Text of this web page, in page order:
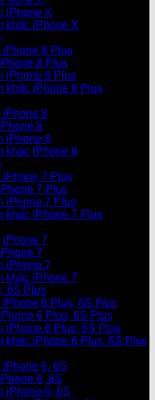
iPhone X
khác iPhone X
8 Plus
8 Plus
iPhone 8 Plus
khác iPhone 8 Plus
8
8
iPhone 8
khác iPhone 8
7 Plus
7 Plus
iPhone 7 Plus
khác iPhone 7 Plus
7
7
iPhone 7
khác iPhone 7
6S Plus
6 Plus, 6S Plus
6 Plus, 6S Plus
iPhone 6 Plus, 6S Plus
khác iPhone 6 Plus, 6S Plus
6, 6S
6, 6S
iPhone 6, 6S